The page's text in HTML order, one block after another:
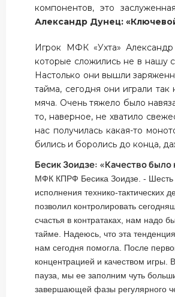
компонентов, это
Александр Дунец:
Игрок МФК «Ухта»
которые сложились не в нашу
Настолько они вышли
тайма, сегодня они играли
мяча. Очень тяжело было
то, наверное, не хватило
нас получилась какая-то
бились и боролись до конца,
Бесик Зоидзе: «Качество
МФК КПРФ Бесика Зоидзе. - Шесть
исполнения технико-
позволил контролировать
счастья в контратаках, нам надо
тайме. Надеюсь, что эта
нам сегодня помогла. После
концентрацией и качеством
пауза, мы ее заполним чуть
завершающей фазы регулярного